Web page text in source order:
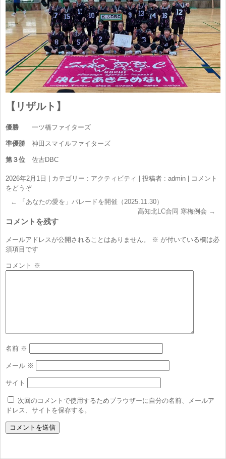
【リザルト】
優勝 一ツ橋ファイターズ
準優勝 神田スマイルファイターズ
第３位 佐古DBC
2026年2月1日 | カテゴリー : アクティビティ | 投稿者 : admin | コメント
をどうぞ
←
「あなたの愛を」パレードを開催（2025.11.30）
高知北LC合同 寒梅例会 →
コメントを残す
メールアドレスが公開されることはありません。 ※ が付いている欄は必
須項目です
コメント ※
名前 ※
メール ※
サイト
次回のコメントで使用するためブラウザーに自分の名前、メールア
ドレス、サイトを保存する。